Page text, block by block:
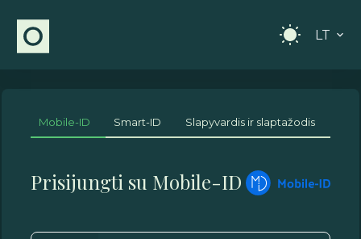
LT
Mobile-ID Smart-ID Slapyvardis ir slaptažodis
Prisijungti su Mobile-ID